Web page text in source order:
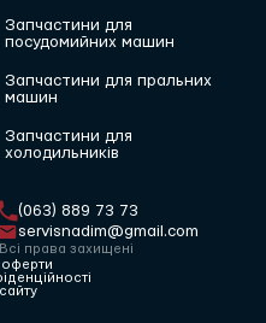
Запчастини для
посудомийних машин
Запчастини для пральних
машин
Запчастини для
холодильників
(063) 889 73 73
servisnadim@gmail.com
права захищені
оферти